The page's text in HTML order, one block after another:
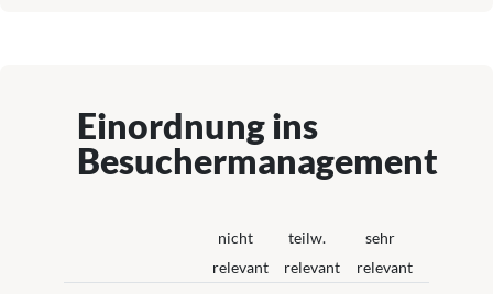
Einordnung ins
Besuchermanagement
nicht
relevant
teilw.
relevant
sehr
relevant